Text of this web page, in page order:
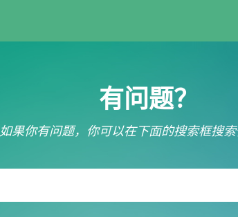
有问题？
如果你有问题，你可以在下面的搜索框搜索